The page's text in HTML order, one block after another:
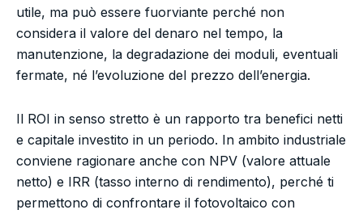
utile, ma può essere fuorviante perché non
considera il valore del denaro nel tempo, la
manutenzione, la degradazione dei moduli, eventuali
fermate, né l’evoluzione del prezzo dell’energia.
Il ROI in senso stretto è un rapporto tra benefici netti
e capitale investito in un periodo. In ambito industriale
conviene ragionare anche con NPV (valore attuale
netto) e IRR (tasso interno di rendimento), perché ti
permettono di confrontare il fotovoltaico con